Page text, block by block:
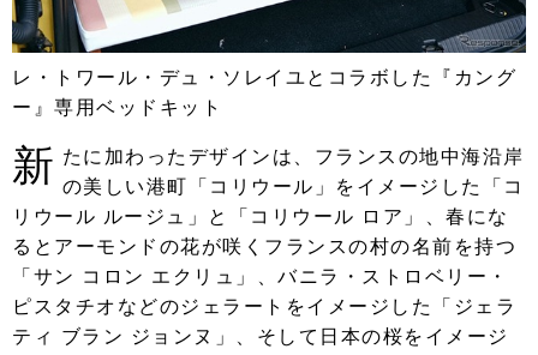
レ・トワール・デュ・ソレイユとコラボした『カング
ー』専用ベッドキット
新 たに加わったデザインは、フランスの地中海沿岸
の美しい港町「コリウール」をイメージした「コ
リウール ルージュ」と「コリウール ロア」、春にな
るとアーモンドの花が咲くフランスの村の名前を持つ
「サン コロン エクリュ」、バニラ・ストロベリー・
ピスタチオなどのジェラートをイメージした「ジェラ
ティ ブラン ジョンヌ」、そして日本の桜をイメージ